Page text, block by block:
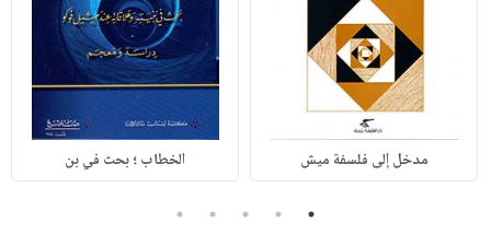
مدخل إلى فلسفة ميش الخطاب ؛ بحث في بن
1
2
3
4
5